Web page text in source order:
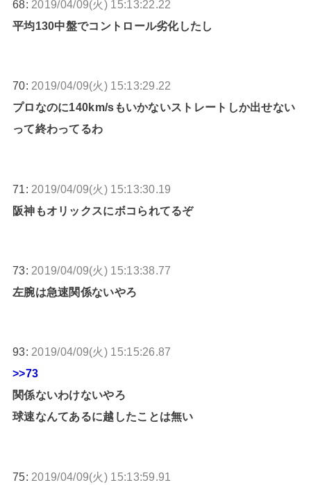
68: 2019/04/09(火) 15:13:22.22
平均130中盤でコントロール劣化したし
70: 2019/04/09(火) 15:13:29.22
プロなのに140km/sもいかないストレートしか出せない
って終わってるわ
71: 2019/04/09(火) 15:13:30.19
阪神もオリックスにボコられてるぞ
73: 2019/04/09(火) 15:13:38.77
左腕は急速関係ないやろ
93: 2019/04/09(火) 15:15:26.87
>>73
関係ないわけないやろ
球速なんてあるに越したことは無い
75: 2019/04/09(火) 15:13:59.91